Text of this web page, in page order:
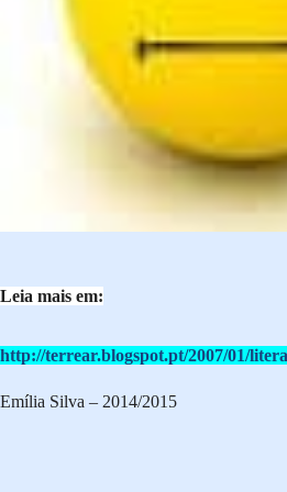
Leia mais em:
http://terrear.blogspot.pt/2007/01/
Emília Silva – 2014/2015